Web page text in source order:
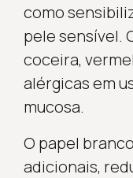
como
pele sensível.
coceira,
alérgicas em
mucosa.
O papel
adicionais,